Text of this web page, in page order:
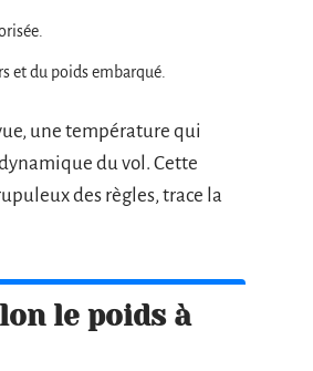
et du poids embarqué.
une température qui
du vol. Cette
des règles, trace la
le poids à